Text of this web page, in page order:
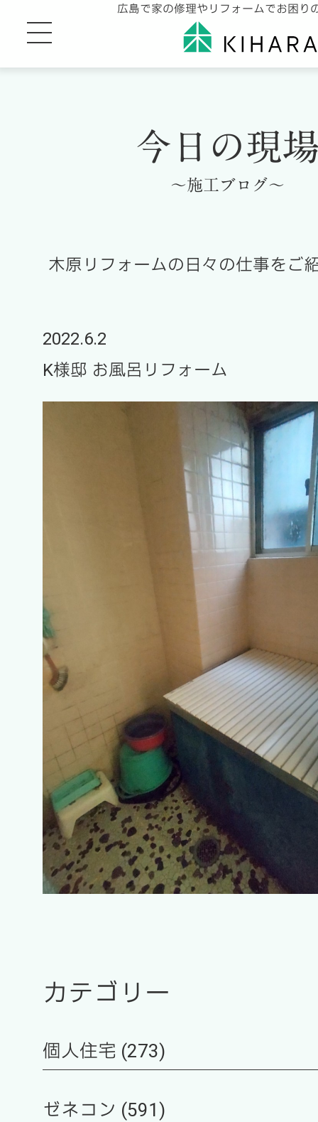
広島で家の修理やリフォームでお困り
今日の現
～施工ブログ～
木原リフォームの日々の仕事をご
2022.6.2
K様邸 お風呂リフォーム
カテゴリー
個人住宅 (273)
ゼネコン (591)